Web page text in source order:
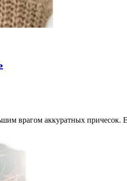
врагом аккуратных